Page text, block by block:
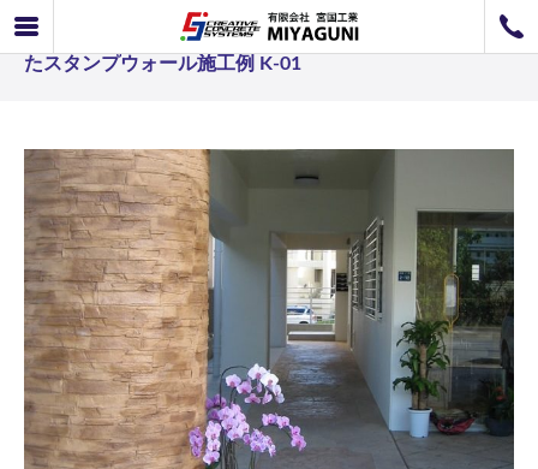
072-726-8800
072-726-7676
スタンプウォール事例 丸柱に石積みレンガをあしらっ
たスタンプウォール施工例 K-01